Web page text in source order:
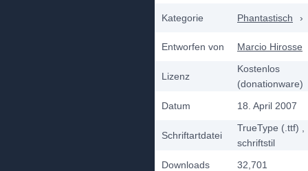
Kategorie Phantastisch ›
Entworfen von Marcio Hirosse
Lizenz
Kostenlos
(donationware)
Datum
18. April 2007
Schriftartdatei
TrueType (.ttf)
schriftstil
Downloads
32,701